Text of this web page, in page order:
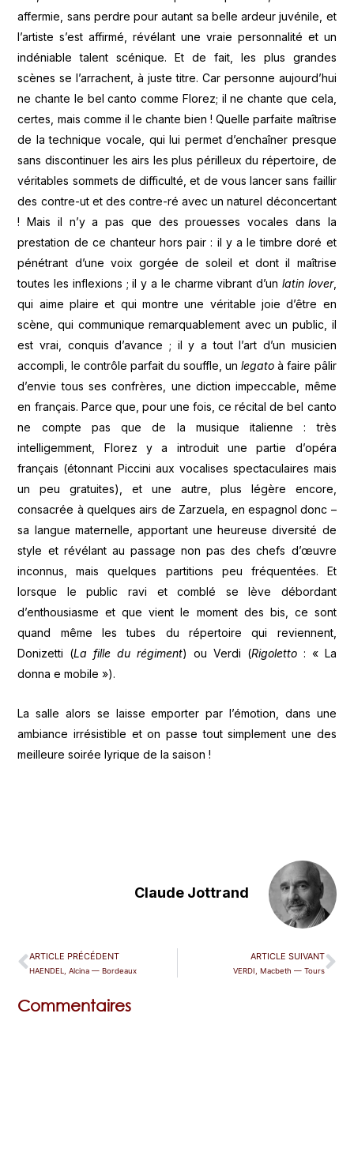
affermie, sans perdre pour autant sa belle ardeur juvénile, et
l’artiste s’est affirmé, révélant une vraie personnalité et un
indéniable talent scénique. Et de fait, les plus grandes
scènes se l’arrachent, à juste titre. Car personne aujourd’hui
ne chante le bel canto comme Florez; il ne chante que cela,
certes, mais comme il le chante bien ! Quelle parfaite maîtrise
de la technique vocale, qui lui permet d’enchaîner presque
sans discontinuer les airs les plus périlleux du répertoire, de
véritables sommets de difficulté, et de vous lancer sans faillir
des contre-ut et des contre-ré avec un naturel déconcertant
! Mais il n’y a pas que des prouesses vocales dans la
prestation de ce chanteur hors pair : il y a le timbre doré et
pénétrant d’une voix gorgée de soleil et dont il maîtrise
toutes les inflexions ; il y a le charme vibrant d’un latin lover,
qui aime plaire et qui montre une véritable joie d’être en
scène, qui communique remarquablement avec un public, il
est vrai, conquis d’avance ; il y a tout l’art d’un musicien
accompli, le contrôle parfait du souffle, unlegato à faire pâlir
d’envie tous ses confrères, une diction impeccable, même
en français. Parce que, pour une fois, ce récital de bel canto
ne compte pas que de la musique italienne : très
intelligemment, Florez y a introduit une partie d’opéra
français (étonnant Piccini aux vocalises spectaculaires mais
un peu gratuites), et une autre, plus légère encore,
consacrée à quelques airs de Zarzuela, en espagnol donc –
sa langue maternelle, apportant une heureuse diversité de
style et révélant au passage non pas des chefs d’œuvre
inconnus, mais quelques partitions peu fréquentées. Et
lorsque le public ravi et comblé se lève débordant
d’enthousiasme et que vient le moment des bis, ce sont
quand même les tubes du répertoire qui reviennent,
Donizetti (La fille du régiment) ou Verdi (Rigoletto : « La
donna e mobile »).
La salle alors se laisse emporter par l’émotion, dans une
ambiance irrésistible et on passe tout simplement une des
meilleure soirée lyrique de la saison !
Claude Jottrand
ARTICLE PRÉCÉDENT
HAENDEL, Alcina — Bordeaux
ARTICLE SUIVANT
VERDI, Macbeth — Tours
Commentaires